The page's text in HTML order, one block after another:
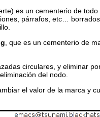
es un cementerio de
párrafos, etc…
, que es un cementerio de
circulares, y eliminar
del nodo.
el valor de la marca y